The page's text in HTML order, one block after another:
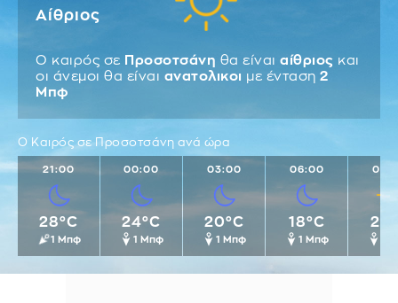
Αίθριος
Ο καιρός σε Προσοτσάνη θα είναι αίθριος και
οι άνεμοι θα είναι ανατολικοι με ένταση 2
Μπφ
Ο Καιρός σε Προσοτσάνη ανά ώρα
21:00
28°C
1 Μπφ
00:00
24°C
1 Μπφ
03:00
20°C
1 Μπφ
06:00
18°C
1 Μπφ